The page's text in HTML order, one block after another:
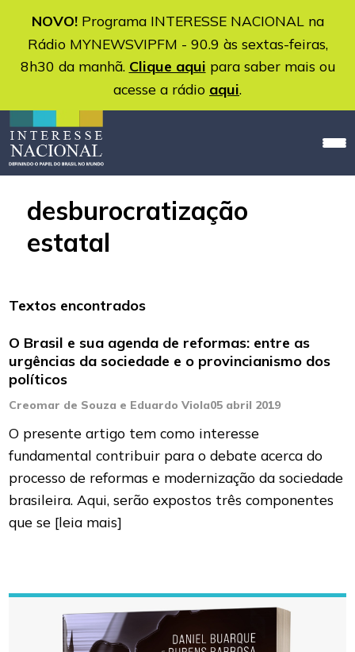
NOVO!Programa INTERESSE NACIONAL na
Rádio MYNEWSVIPFM - 90.9 às sextas-feiras,
8h30 da manhã. Clique aqui para saber mais ou
acesse a rádio aqui.
desburocratização
estatal
Textos encontrados
O Brasil e sua agenda de reformas: entre as
urgências da sociedade e o provincianismo dos
políticos
Creomar de Souza e Eduardo Viola05 abril 2019
O presente artigo tem como interesse
fundamental contribuir para o debate acerca do
processo de reformas e modernização da sociedade
brasileira. Aqui, serão expostos três componentes
que se [leia mais]